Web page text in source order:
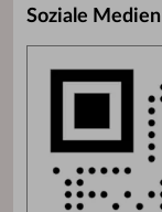
Soziale Medien